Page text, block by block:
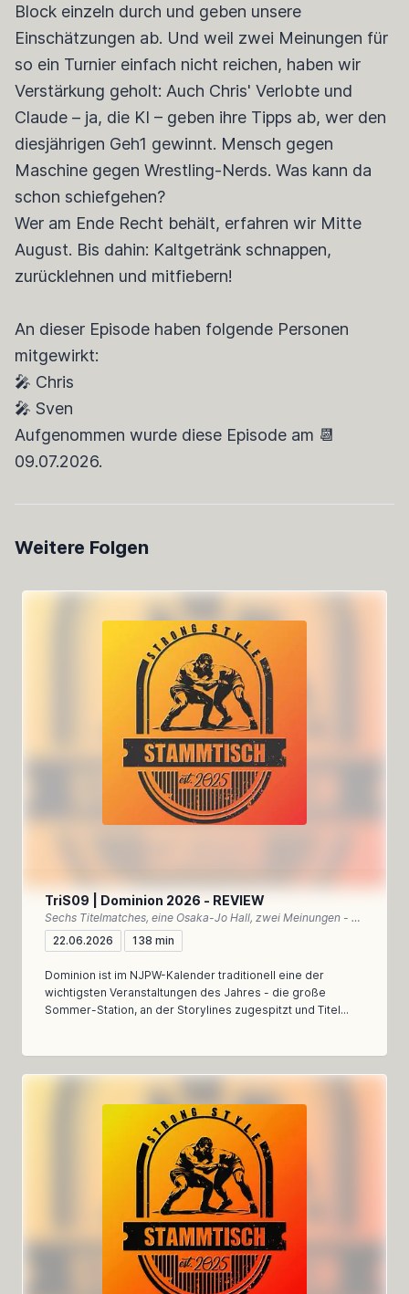
Block einzeln durch und geben unsere
Einschätzungen ab. Und weil zwei Meinungen für
so ein Turnier einfach nicht reichen, haben wir
Verstärkung geholt: Auch Chris' Verlobte und
Claude – ja, die KI – geben ihre Tipps ab, wer den
diesjährigen Geh1 gewinnt. Mensch gegen
Maschine gegen Wrestling-Nerds. Was kann da
schon schiefgehen?
Wer am Ende Recht behält, erfahren wir Mitte
August. Bis dahin: Kaltgetränk schnappen,
zurücklehnen und mitfiebern!
An dieser Episode haben folgende Personen
mitgewirkt:
🎤 Chris
🎤 Sven
Aufgenommen wurde diese Episode am 📆
09.07.2026.
Weitere Folgen
TriS09 | Dominion 2026 - REVIEW
Sechs Titelmatches, eine Osaka-Jo Hall, zwei Meinungen - unser Rückblick auf Dominion 2026
22.06.2026
138 min
Dominion ist im NJPW-Kalender traditionell eine der
wichtigsten Veranstaltungen des Jahres - die große
Sommer-Station, an der Storylines zugespitzt und Titel...